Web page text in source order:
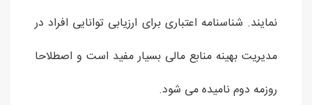
نمایند. شناسنامه اعتباری برای ارزیابی توانایی افراد در
مدیریت بهینه منابع مالی بسیار مفید است و اصطلاحا
روزمه دوم نامیده می شود.